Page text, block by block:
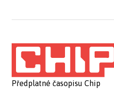
Předplatné časopisu Chip